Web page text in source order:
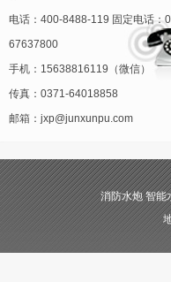
电话：400-8488-119 固定电话：
67637800
手机：15638816119（微信）
传真：0371-64018858
邮箱：jxp@junxunpu.com
消防水炮 智能